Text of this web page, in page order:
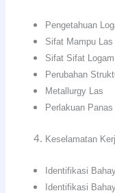
Pengetahuan
Sifat Mampu
Sifat Sifat
Perubahan
Metallurgy Las
Perlakuan
Keselamatan
Identifikasi
Identifikasi